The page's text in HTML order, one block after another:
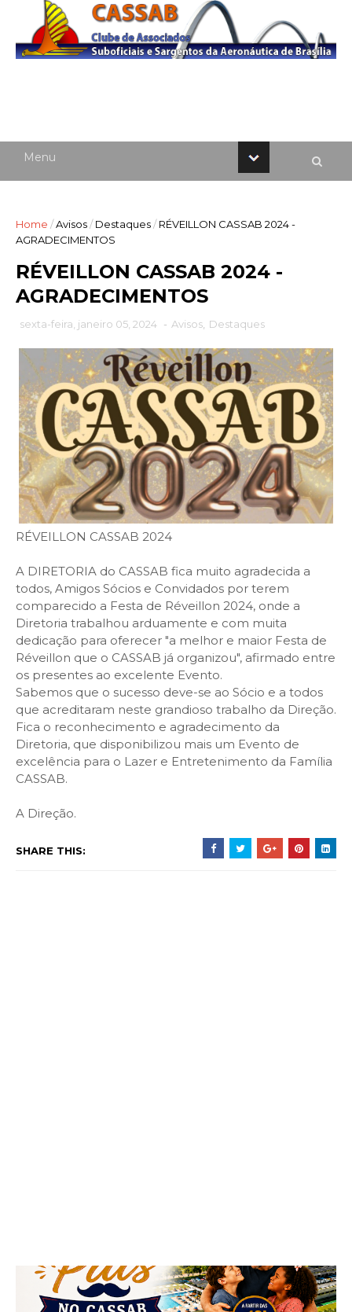
Home /Avisos/ Destaques/ RÉVEILLON CASSAB 2024 -
AGRADECIMENTOS
RÉVEILLON CASSAB 2024 -
AGRADECIMENTOS
sexta-feira, janeiro 05, 2024 - Avisos Destaques
RÉVEILLON CASSAB 2024
A DIRETORIA do CASSAB fica muito agradecida a
todos, Amigos Sócios e Convidados por terem
comparecido a Festa de Réveillon 2024, onde a
Diretoria trabalhou arduamente e com muita
dedicação para oferecer "a melhor e maior Festa de
Réveillon que o CASSAB já organizou", afirmado entre
os presentes ao excelente Evento.
Sabemos que o sucesso deve-se ao Sócio e a todos
que acreditaram neste grandioso trabalho da Direção.
Fica o reconhecimento e agradecimento da
Diretoria, que disponibilizou mais um Evento de
excelência para o Lazer e Entretenimento da Família
CASSAB.
A Direção.
SHARE THIS: